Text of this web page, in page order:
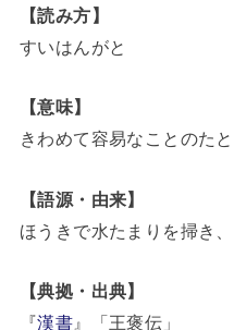
【読み方】
すいはんがと
【意味】
きわめて容易なことのたと
【語源・由来】
ほうきで水たまりを掃き
【典拠・出典】
『漢書 』「王褒伝」